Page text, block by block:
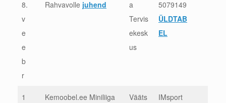
8.
v
e
e
b
r
Rahvavolle juhend
a
Tervis
ekesk
us
5079149
ÜLDTAB
EL
1
Kemoobel.ee Miniliiga
Vääts
IMsport